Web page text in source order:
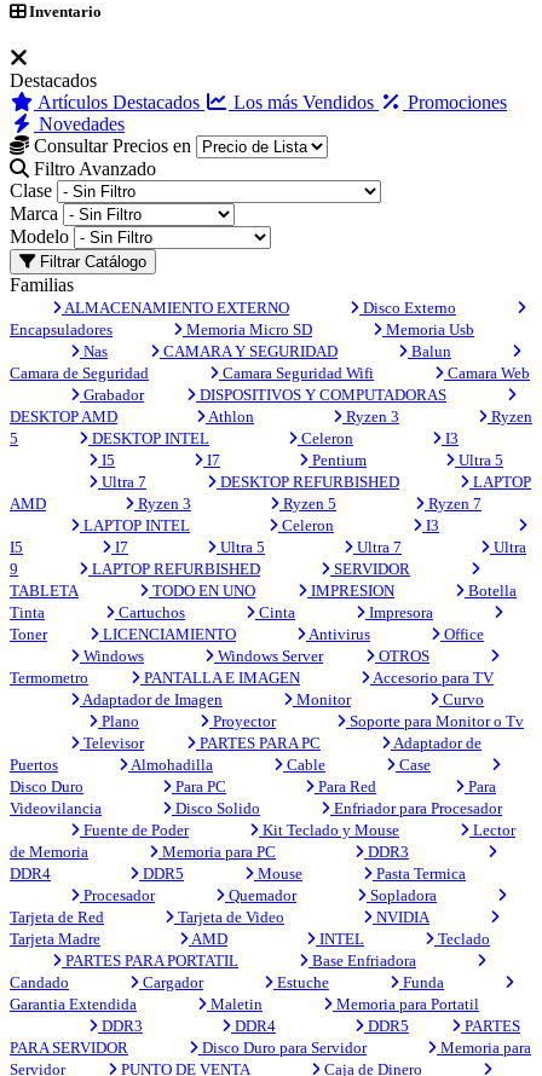
Inventario
Destacados
Artículos Destacados
Los más Vendidos
Promociones
Novedades
Consultar Precios en
Filtro Avanzado
Clase
Marca
Modelo
Filtrar Catálogo
Familias
ALMACENAMIENTO EXTERNO
Disco Externo
Encapsuladores
Memoria Micro SD
Memoria Usb
Nas
CAMARA Y SEGURIDAD
Balun
Camara de Seguridad
Camara Seguridad Wifi
Camara Web
Grabador
DISPOSITIVOS Y COMPUTADORAS
DESKTOP AMD
Athlon Ryzen 3
Ryzen
5
DESKTOP INTEL Celeron
I3
I5
I7 Pentium
Ultra 5
Ultra 7
DESKTOP REFURBISHED
LAPTOP
AMD
Ryzen 3 Ryzen 5
Ryzen 7
LAPTOP INTEL
Celeron
I3
I5
I7 Ultra 5 Ultra 7
Ultra
9
LAPTOP REFURBISHED
SERVIDOR
TABLETA
TODO EN UNO IMPRESION
Botella
Tinta
Cartuchos Cinta
Impresora
Toner
LICENCIAMIENTO Antivirus
Office
Windows
Windows Server
OTROS
Termometro
PANTALLA E IMAGEN
Accesorio para TV
Adaptador de Imagen
Monitor
Curvo
Plano
Proyector
Soporte para Monitor o Tv
Televisor
PARTES PARA PC
Adaptador de
Puertos
Almohadilla Cable
Case
Disco Duro
Para PC Para Red
Para
Videovilancia
Disco Solido
Enfriador para Procesador
Fuente de Poder
Kit Teclado y Mouse
Lector
de Memoria
Memoria para PC
DDR3
DDR4
DDR5 Mouse
Pasta Termica
Procesador
Quemador
Sopladora
Tarjeta de Red
Tarjeta de Video
NVIDIA
Tarjeta Madre
AMD INTEL
Teclado
PARTES PARA PORTATIL
Base Enfriadora
Candado
Cargador Estuche
Funda
Garantia Extendida
Maletin
Memoria para Portatil
DDR3
DDR4 DDR5
PARTES
PARA SERVIDOR
Disco Duro para Servidor
Memoria para
Servidor
PUNTO DE VENTA Caja de Dinero